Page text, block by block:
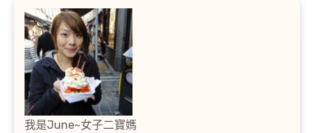
我是June~女子二寶媽